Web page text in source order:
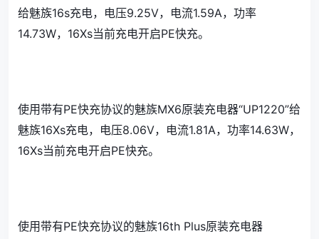
给魅族16s充电，电压9.25V，电流1.59A，功率
14.73W，16Xs当前充电开启PE快充。
使用带有PE快充协议的魅族MX6原装充电器“UP1220”给
魅族16Xs充电，电压8.06V，电流1.81A，功率14.63W，
16Xs当前充电开启PE快充。
使用带有PE快充协议的魅族16th Plus原装充电器